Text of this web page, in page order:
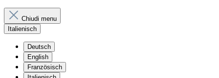
Chiudi menu
Italienisch
Deutsch
English
Französisch